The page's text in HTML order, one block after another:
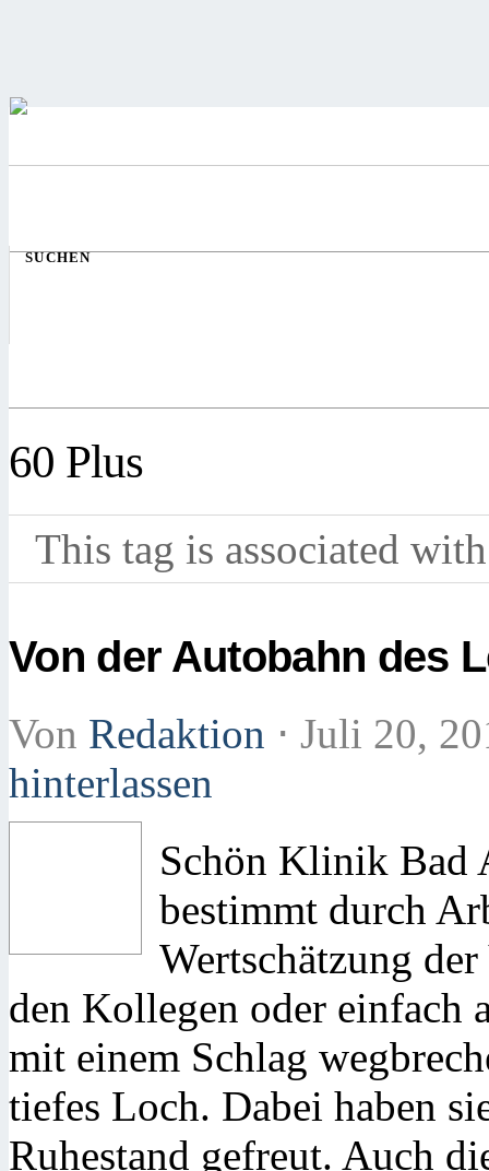
SUCHEN
60 Plus
This tag is associated
Von der Autobahn des
Von Redaktion ⋅ Juli 20,
hinterlassen
Schön Klinik Bad
bestimmt durch
Wertschätzung
den Kollegen oder einfach
mit einem Schlag
tiefes Loch. Dabei haben
Ruhestand gefreut. Auch